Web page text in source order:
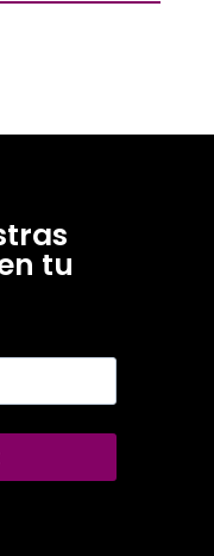
tu